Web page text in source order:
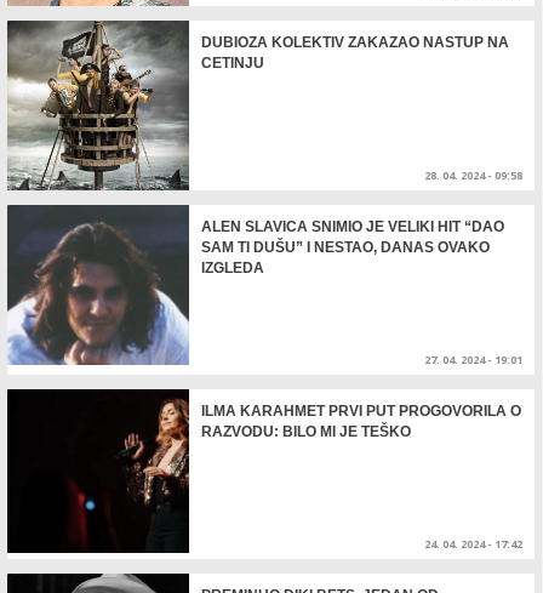
DUBIOZA KOLEKTIV ZAKAZAO NASTUP NA
CETINJU
28. 04. 2024 - 09:58
ALEN SLAVICA SNIMIO JE VELIKI HIT “DAO
SAM TI DUŠU” I NESTAO, DANAS OVAKO
IZGLEDA
27. 04. 2024 - 19:01
ILMA KARAHMET PRVI PUT PROGOVORILA O
RAZVODU: BILO MI JE TEŠKO
24. 04. 2024 - 17:42